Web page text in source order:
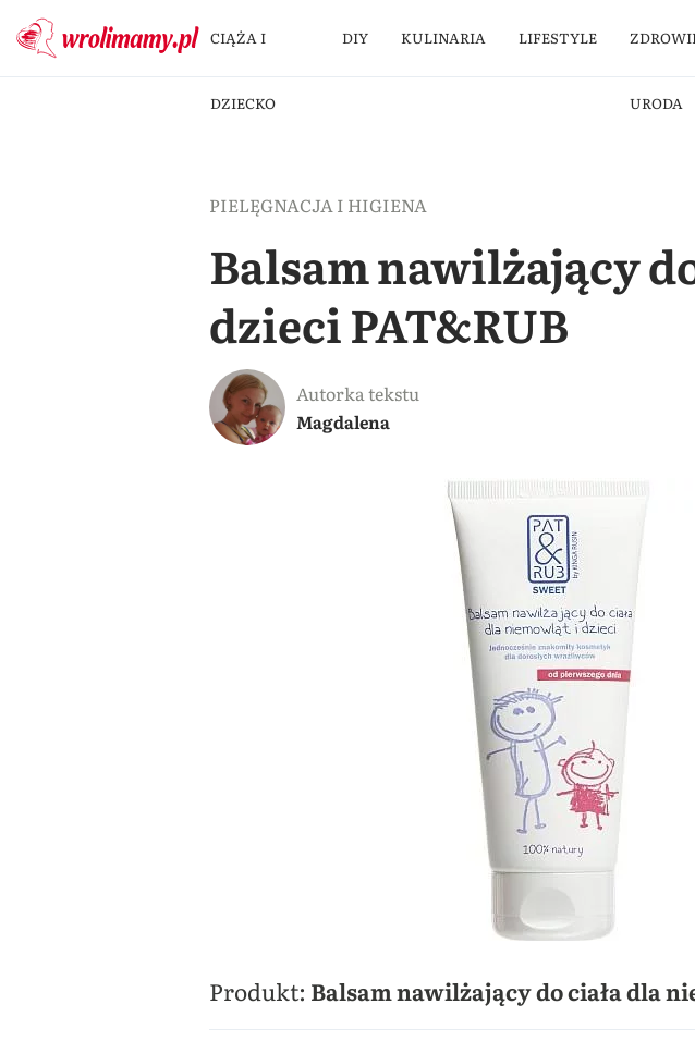
CIĄŻA I
DZIECKO
DIY KULINARIA LIFESTYLE
URODA
PIELĘGNACJA I HIGIENA
Balsam nawilżający
dzieci PAT&RUB
Autorka tekstu
Magdalena
Produkt: Balsam nawilżający do ciała dla